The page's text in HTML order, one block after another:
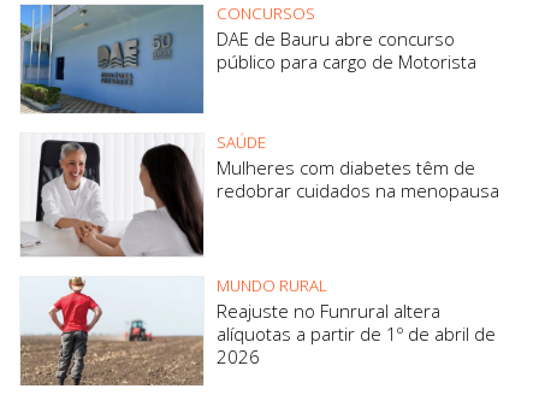
CONCURSOS
DAE de Bauru abre concurso
público para cargo de Motorista
SAÚDE
Mulheres com diabetes têm de
redobrar cuidados na menopausa
MUNDO RURAL
Reajuste no Funrural altera
alíquotas a partir de 1º de abril de
2026